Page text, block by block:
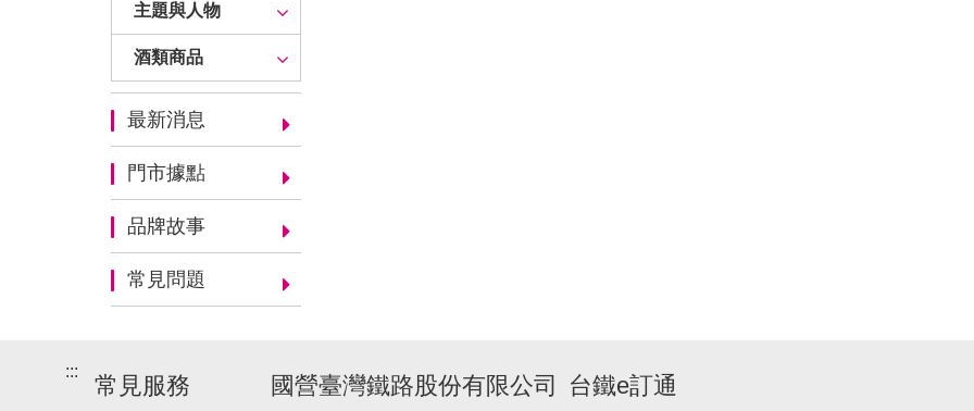
主題與人物
酒類商品
最新消息
門市據點
品牌故事
常見問題
:::
常見服務 國營臺灣鐵路股份有限公司 台鐵e訂通